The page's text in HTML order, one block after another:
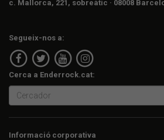
c. Mallorca, 221, sobreàtic · 08008
Segueix-nos a:
Cerca a Enderrock.cat:
Informació corporativa